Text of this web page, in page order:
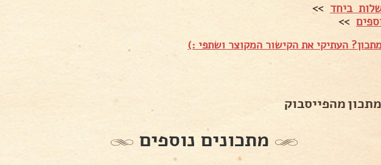
ביחד>>
>>
העתיקי את הקישור המקוצר ושתפי :)
מהפייסבוק
מתכונים נוספים